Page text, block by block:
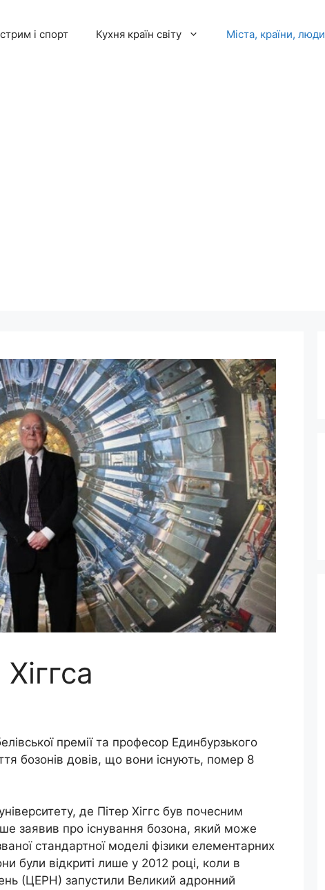
і спорт Кухня країн світу Міста, країни, люди
премії та професор Единбурзького
бозонів довів, що вони існують, помер 8
де Пітер Хіггс був почесним
заявив про існування бозона, який може
стандартної моделі фізики елементарних
були відкриті лише у 2012 році, коли в
(ЦЕРН) запустили Великий адронний